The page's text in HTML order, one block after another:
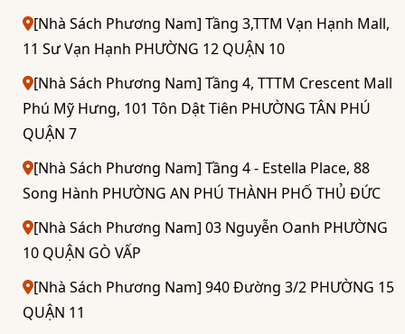
[Nhà Sách Phương Nam] Tầng 3,TTM Vạn Hạnh Mall,
11 Sư Vạn Hạnh PHƯỜNG 12 QUẬN 10
[Nhà Sách Phương Nam] Tầng 4, TTTM Crescent Mall
Phú Mỹ Hưng, 101 Tôn Dật Tiên PHƯỜNG TÂN PHÚ
QUẬN 7
[Nhà Sách Phương Nam] Tầng 4 - Estella Place, 88
Song Hành PHƯỜNG AN PHÚ THÀNH PHỐ THỦ ĐỨC
[Nhà Sách Phương Nam] 03 Nguyễn Oanh PHƯỜNG
10 QUẬN GÒ VẤP
[Nhà Sách Phương Nam] 940 Đường 3/2 PHƯỜNG 15
QUẬN 11